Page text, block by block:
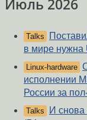
Июль 2026
Talks
в мире нужна
Linux-hardware
исполнении
России за
Talks
И снова